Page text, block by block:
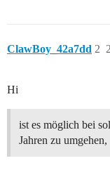
ClawBoy_42a7dd 2
Hi
ist es möglich bei
Jahren zu umgehen,